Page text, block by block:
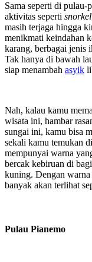
Sama seperti di pulau-
aktivitas seperti
masih terjaga hingga
menikmati keindahan
karang, berbagai jenis
Tak hanya di bawah
siap menambah asyik
Nah, kalau kamu
wisata ini, hambar
sungai ini, kamu bisa
sekali kamu temukan
mempunyai warna
bercak kebiruan di
kuning. Dengan
banyak akan terlihat
Pulau Pianemo